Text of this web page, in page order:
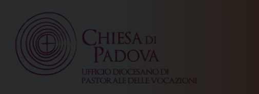
content